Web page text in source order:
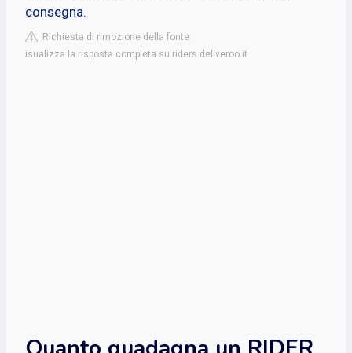
consegna.
Richiesta di rimozione della fonte
isualizza la risposta completa su riders.deliveroo.it